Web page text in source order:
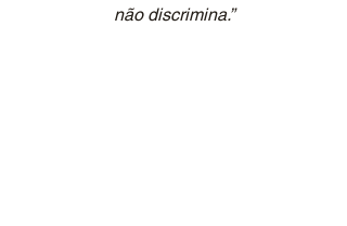
não discrimina.”